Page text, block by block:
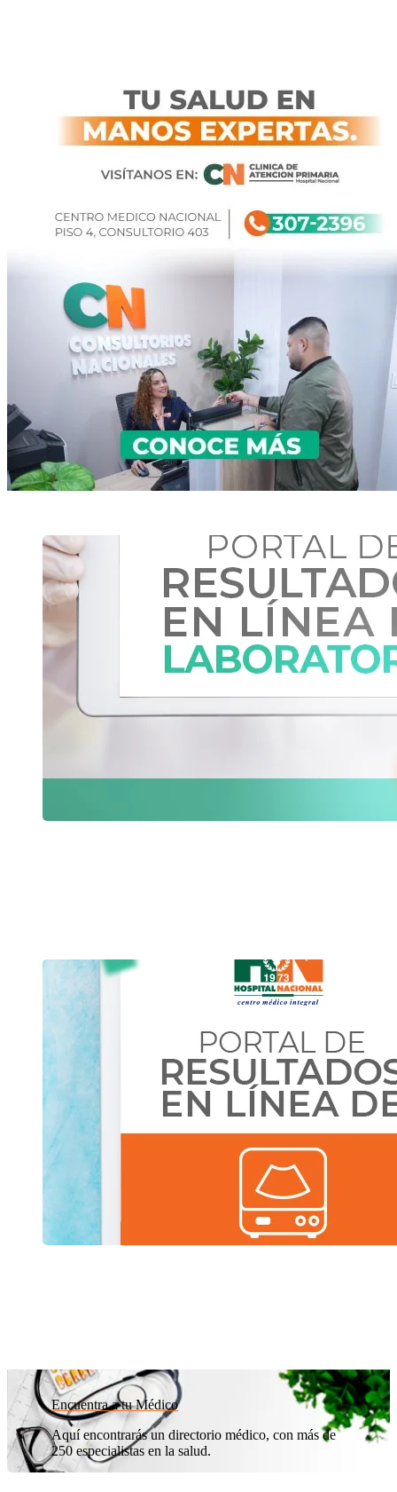
Encuentra a tu Médico
Aquí encontrarás un directorio médico, con más de
250 especialistas en la salud.